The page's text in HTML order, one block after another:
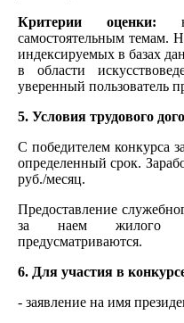
Критерии оценки:
самостоятельным темам.
индексируемых в базах
в области
уверенный пользователь
5. Условия трудового
С победителем конкурса
определенный срок.
руб./месяц.
Предоставление
за наем жилого
предусматриваются.
6. Для участия в
- заявление на имя